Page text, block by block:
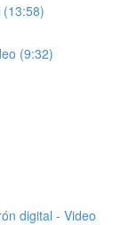
(9:32)
digital - Video